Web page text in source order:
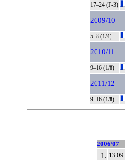
17–24 (Г-3)
2009/10
5–8 (1/4)
2010/11
9–16 (1/8)
2011/12
9–16 (1/8)
2006/07
1.